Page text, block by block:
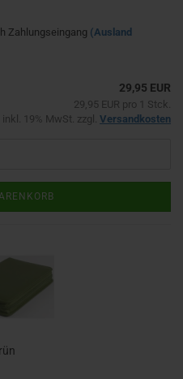
Zahlungseingang (Ausland
29,95 EUR
29,95 EUR pro 1 Stck.
inkl. 19% MwSt. zzgl. Versandkosten